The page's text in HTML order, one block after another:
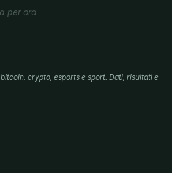
per ora
crypto, esports e sport. Dati, risultati e